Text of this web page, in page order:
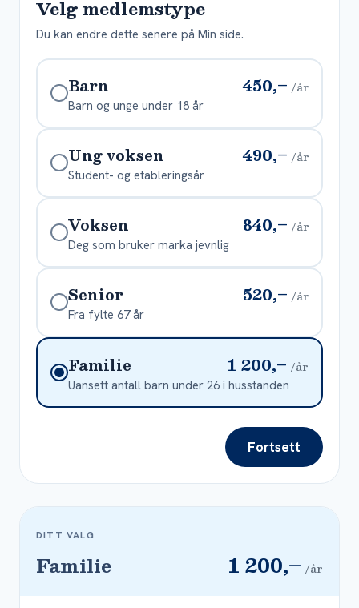
Velg medlemstype
Du kan endre dette senere på Min side.
Barn 450,– /år
Barn og unge under 18 år
Ung voksen 490,– /år
Student- og etableringsår
Voksen 840,– /år
Deg som bruker marka jevnlig
Senior 520,– /år
Fra fylte 67 år
Familie 1 200,– /år
Uansett antall barn under 26 i husstanden
Fortsett
DITT VALG
Familie 1 200,– /år